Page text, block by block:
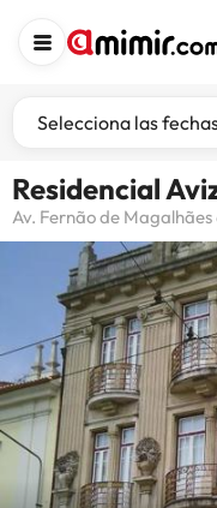
Selecciona las
Residencial
Av. Fernão de